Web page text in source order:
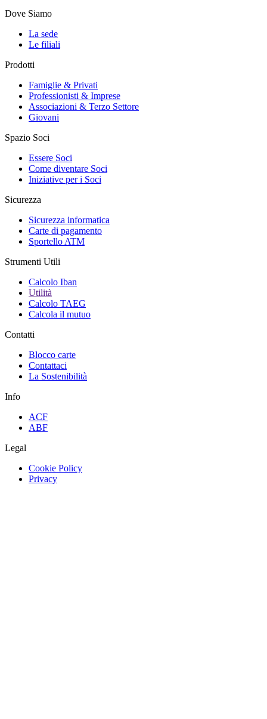
Dove Siamo
La sede
Le filiali
Prodotti
Famiglie & Privati
Professionisti & Imprese
Associazioni & Terzo Settore
Giovani
Spazio Soci
Essere Soci
Come diventare Soci
Iniziative per i Soci
Sicurezza
Sicurezza informatica
Carte di pagamento
Sportello ATM
Strumenti Utili
Calcolo Iban
Utilità
Calcolo TAEG
Calcola il mutuo
Contatti
Blocco carte
Contattaci
La Sostenibilità
Info
ACF
ABF
Legal
Cookie Policy
Privacy